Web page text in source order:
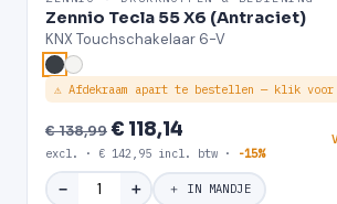
Zennio Tecla 55 X6 (Antraciet)
KNX Touchschakelaar 6-V
⚠ Afdekraam apart te bestellen — klik
€ 138,99€ 118,14
excl. · € 142,95 incl. btw · -15%
− ＋ ＋ IN MANDJE